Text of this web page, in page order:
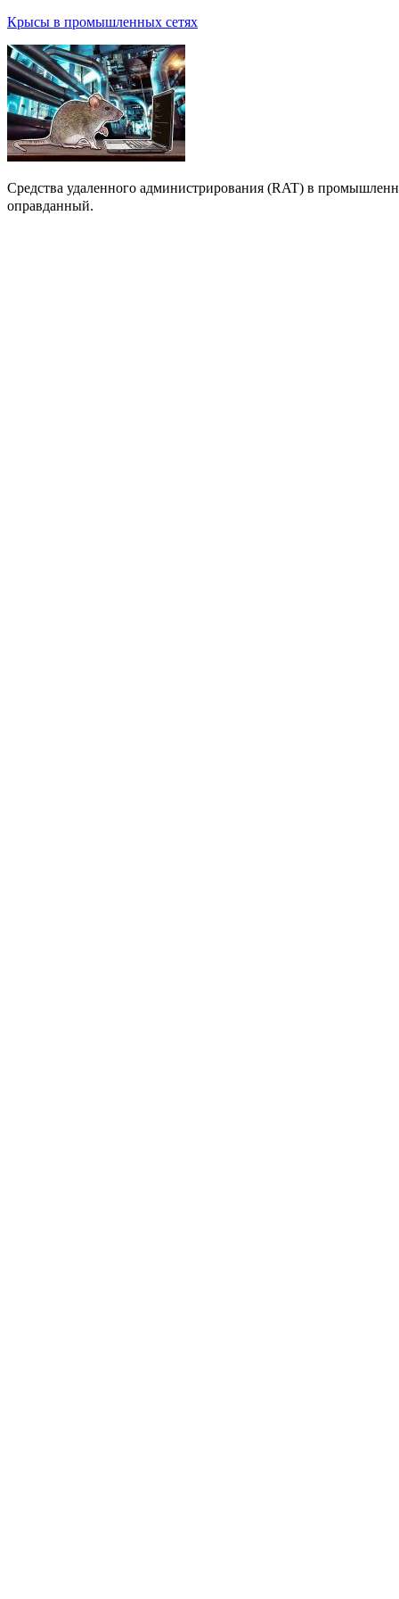
Крысы в промышленных сетях
Средства удаленного администрирования (RAT) в
оправданный.